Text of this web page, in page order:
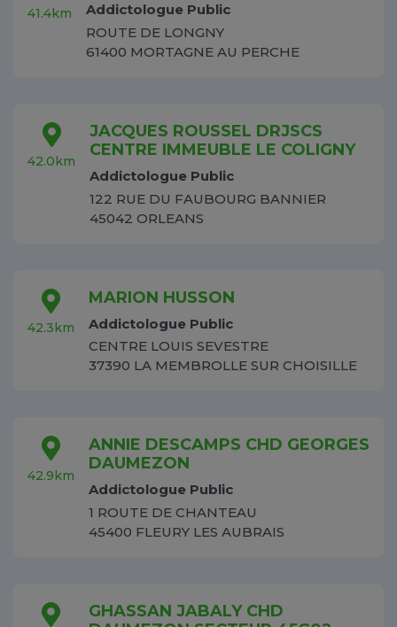
41.4km
Addictologue Public
ROUTE DE LONGNY
61400 MORTAGNE AU PERCHE
42.0km
JACQUES ROUSSEL DRJSCS
CENTRE IMMEUBLE LE COLIGNY
Addictologue Public
122 RUE DU FAUBOURG BANNIER
45042 ORLEANS
42.3km
MARION HUSSON
Addictologue Public
CENTRE LOUIS SEVESTRE
37390 LA MEMBROLLE SUR CHOISILLE
42.9km
ANNIE DESCAMPS CHD GEORGES
DAUMEZON
Addictologue Public
1 ROUTE DE CHANTEAU
45400 FLEURY LES AUBRAIS
GHASSAN JABALY CHD